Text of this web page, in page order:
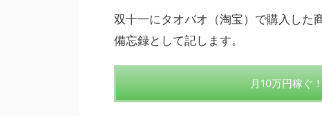
双十一にタオバオ（淘宝）で購入した
備忘録として記します。
月10万円稼ぐ